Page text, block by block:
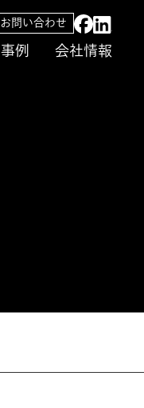
事例 会社情報
お問い合わせ